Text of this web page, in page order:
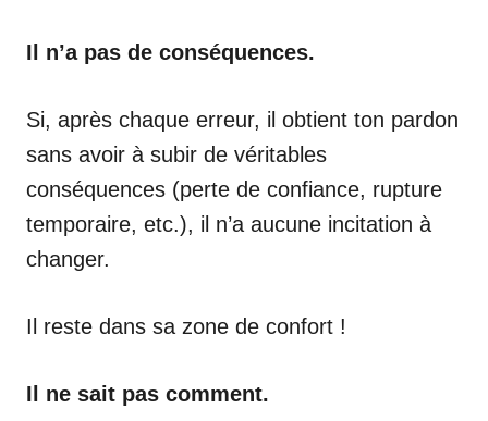
Il n’a pas de conséquences.
Si, après chaque erreur, il obtient ton pardon
sans avoir à subir de véritables
conséquences (perte de confiance, rupture
temporaire, etc.), il n’a aucune incitation à
changer.
Il reste dans sa zone de confort !
Il ne sait pas comment.